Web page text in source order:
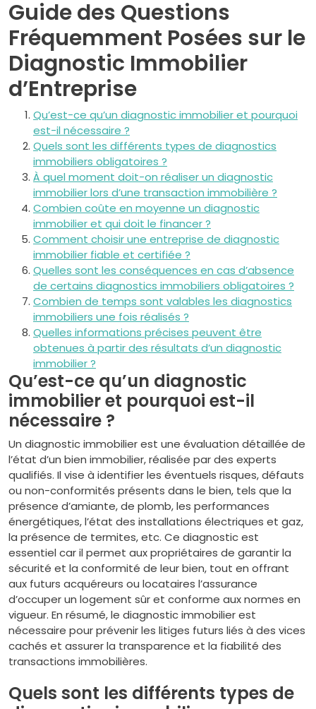
Guide des Questions
Fréquemment Posées sur le
Diagnostic Immobilier
d’Entreprise
Qu’est-ce qu’un diagnostic immobilier et pourquoi
est-il nécessaire ?
Quels sont les différents types de diagnostics
immobiliers obligatoires ?
À quel moment doit-on réaliser un diagnostic
immobilier lors d’une transaction immobilière ?
Combien coûte en moyenne un diagnostic
immobilier et qui doit le financer ?
Comment choisir une entreprise de diagnostic
immobilier fiable et certifiée ?
Quelles sont les conséquences en cas d’absence
de certains diagnostics immobiliers obligatoires ?
Combien de temps sont valables les diagnostics
immobiliers une fois réalisés ?
Quelles informations précises peuvent être
obtenues à partir des résultats d’un diagnostic
immobilier ?
Qu’est-ce qu’un diagnostic
immobilier et pourquoi est-il
nécessaire ?
Un diagnostic immobilier est une évaluation détaillée de
l’état d’un bien immobilier, réalisée par des experts
qualifiés. Il vise à identifier les éventuels risques, défauts
ou non-conformités présents dans le bien, tels que la
présence d’amiante, de plomb, les performances
énergétiques, l’état des installations électriques et gaz,
la présence de termites, etc. Ce diagnostic est
essentiel car il permet aux propriétaires de garantir la
sécurité et la conformité de leur bien, tout en offrant
aux futurs acquéreurs ou locataires l’assurance
d’occuper un logement sûr et conforme aux normes en
vigueur. En résumé, le diagnostic immobilier est
nécessaire pour prévenir les litiges futurs liés à des vices
cachés et assurer la transparence et la fiabilité des
transactions immobilières.
Quels sont les différents types de